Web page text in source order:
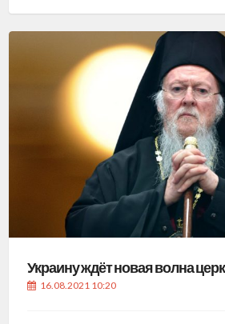
Украину ждёт новая волна
16.08.2021 10:20